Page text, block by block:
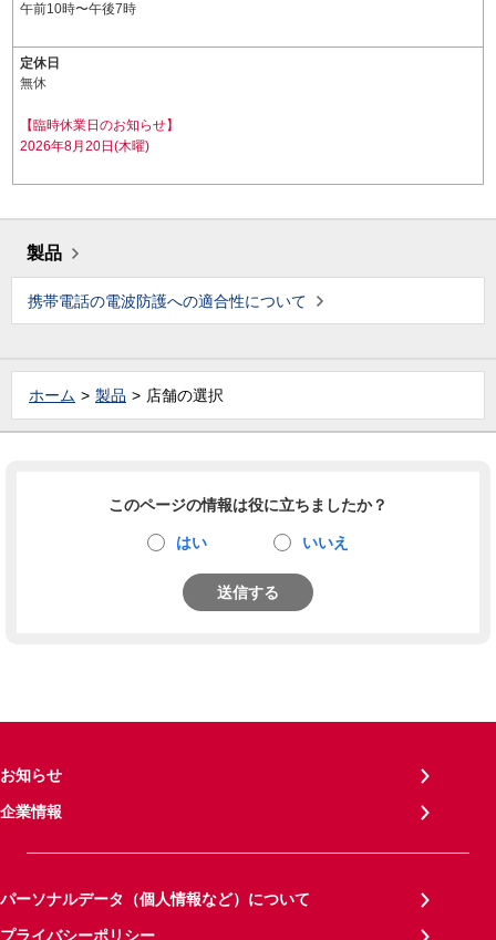
午前10時〜午後7時
定休日
無休
【臨時休業日のお知らせ】
2026年8月20日(木曜)
製品
携帯電話の電波防護への適合性について
ホーム 製品 店舗の選択
このページの情報は役に立ちましたか？
はい いいえ
送信する
お知らせ
企業情報
パーソナルデータ（個人情報など）について
プライバシーポリシー